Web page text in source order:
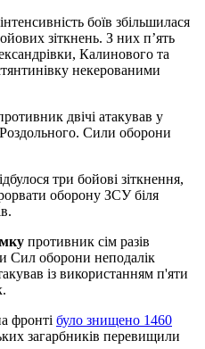
інтенсивність боїв збільшилася
зіткнень. З них п’ять
Калинового та
некерованими
двічі атакував у
Сили оборони
три бойові зіткнення,
оборону ЗСУ біля
противник сім разів
Сил оборони неподалік
із використанням п'яти
фронті було знищено 1460
загарбників перевищили